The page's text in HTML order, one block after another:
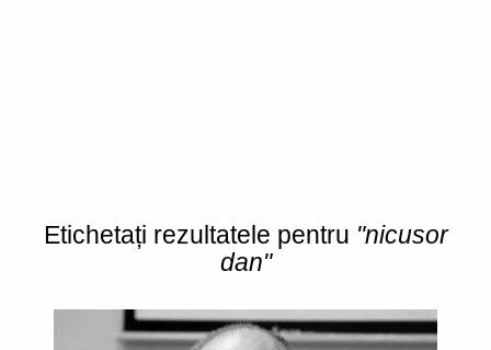
Etichetați rezultatele pentru "nicusor
dan"